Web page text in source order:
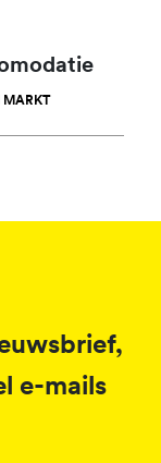
MARKT
e-mails